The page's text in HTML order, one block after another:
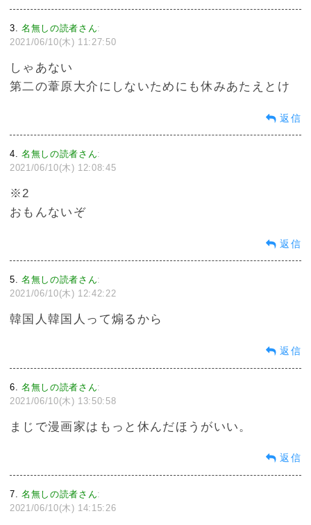
3 名無しの読者さん:
2021/06/10(木) 11:27:50
しゃあない
第二の葦原大介にしないためにも休みあたえとけ
返信
4 名無しの読者さん:
2021/06/10(木) 12:08:45
※2
おもんないぞ
返信
5 名無しの読者さん:
2021/06/10(木) 12:42:22
韓国人韓国人って煽るから
返信
6 名無しの読者さん:
2021/06/10(木) 13:50:58
まじで漫画家はもっと休んだほうがいい。
返信
7 名無しの読者さん:
2021/06/10(木) 14:15:26